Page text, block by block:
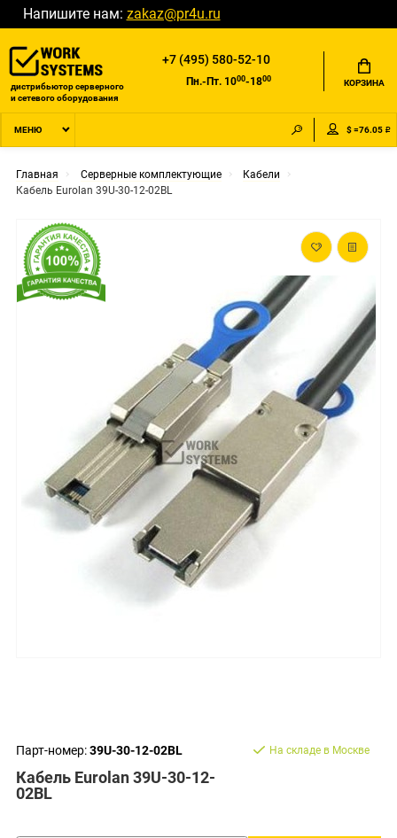
Напишите нам: zakaz@pr4u.ru
дистрибьютор серверного
и сетевого оборудования
+7 (495) 580-52-10
Пн.-Пт. 1000-1800 КОРЗИНА
МЕНЮ $ =76.05 ₽
Главная Серверные комплектующие
Кабели
Кабель Eurolan 39U-30-12-02BL
Парт-номер:39U-30-12-02BL
Кабель Eurolan 39U-30-12-
02BL
На складе в Москве